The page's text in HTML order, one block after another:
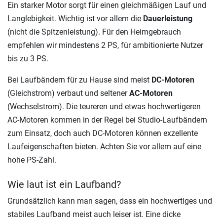
Ein starker Motor sorgt für einen gleichmäßigen Lauf und
Langlebigkeit. Wichtig ist vor allem die Dauerleistung
(nicht die Spitzenleistung). Für den Heimgebrauch
empfehlen wir mindestens 2 PS, für ambitionierte Nutzer
bis zu 3 PS.
Bei Laufbändern für zu Hause sind meist DC-Motoren
(Gleichstrom) verbaut und seltenerAC-Motoren
(Wechselstrom). Die teureren und etwas hochwertigeren
AC-Motoren kommen in der Regel bei Studio-Laufbändern
zum Einsatz, doch auch DC-Motoren können exzellente
Laufeigenschaften bieten. Achten Sie vor allem auf eine
hohe PS-Zahl.
Wie laut ist ein Laufband?
Grundsätzlich kann man sagen, dass ein hochwertiges und
stabiles Laufband meist auch leiser ist. Eine dicke